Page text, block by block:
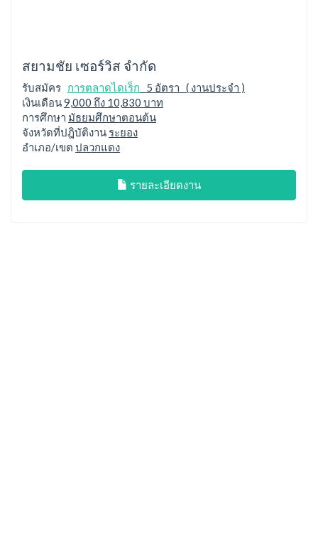
สยามชัย เซอร์วิส จำกัด
รับสมัคร การตลาดไดเร็ก 5 อัตรา ( งานประจำ )
เงินเดือน9,000 ถึง 10,830 บาท
การศึกษา มัธยมศึกษาตอนต้น
จังหวัดที่ปฎิบัติงาน ระยอง
อำเภอ/เขต ปลวกแดง
รายละเอียดงาน